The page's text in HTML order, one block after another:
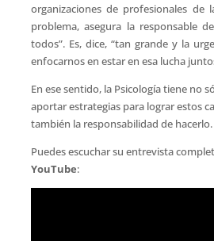
organizaciones de profesionales de
problema, asegura la responsable
todos”. Es, dice, “tan grande y la
enfocarnos en estar en esa lucha
En ese sentido, la Psicología tiene no
aportar estrategias para lograr estos
también la responsabilidad de hacerlo.
Puedes escuchar su entrevista
YouTube: